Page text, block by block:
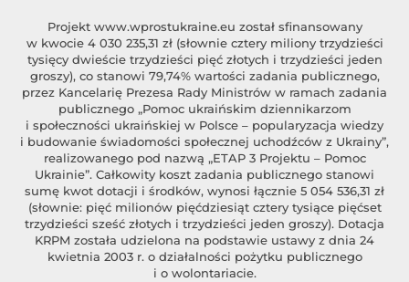
Projekt www.wprostukraine.eu został sfinansowany
w kwocie 4 030 235,31 zł (słownie cztery miliony trzydzieści
tysięcy dwieście trzydzieści pięć złotych i trzydzieści jeden
groszy), co stanowi 79,74% wartości zadania publicznego,
przez Kancelarię Prezesa Rady Ministrów w ramach zadania
publicznego „Pomoc ukraińskim dziennikarzom
i społeczności ukraińskiej w Polsce – popularyzacja wiedzy
i budowanie świadomości społecznej uchodźców z Ukrainy”,
realizowanego pod nazwą „ETAP 3 Projektu – Pomoc
Ukrainie”. Całkowity koszt zadania publicznego stanowi
sumę kwot dotacji i środków, wynosi łącznie 5 054 536,31 zł
(słownie: pięć milionów pięćdziesiąt cztery tysiące pięćset
trzydzieści sześć złotych i trzydzieści jeden groszy). Dotacja
KRPM została udzielona na podstawie ustawy z dnia 24
kwietnia 2003 r. o działalności pożytku publicznego
i o wolontariacie.